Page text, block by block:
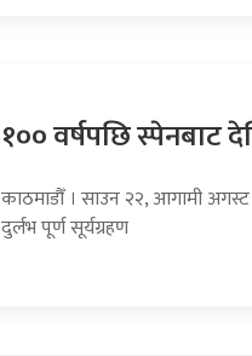
१०० वर्षपछि स्पेनबाट
काठमाडौँ । साउन २२, आगामी
दुर्लभ पूर्ण सूर्यग्रहण